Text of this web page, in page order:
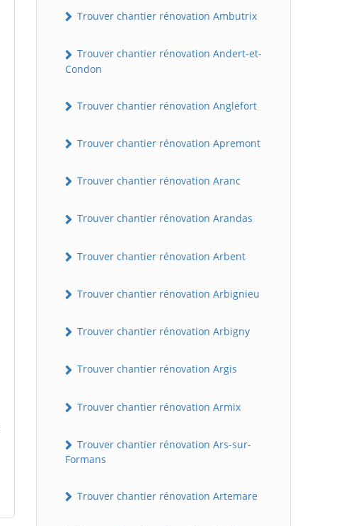
Trouver chantier rénovation Ambutrix
Trouver chantier rénovation Andert-et-
Condon
Trouver chantier rénovation Anglefort
Trouver chantier rénovation Apremont
Trouver chantier rénovation Aranc
Trouver chantier rénovation Arandas
Trouver chantier rénovation Arbent
Trouver chantier rénovation Arbignieu
Trouver chantier rénovation Arbigny
Trouver chantier rénovation Argis
Trouver chantier rénovation Armix
Trouver chantier rénovation Ars-sur-
Formans
Trouver chantier rénovation Artemare